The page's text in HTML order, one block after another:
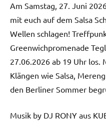
Am Samstag, 27. Juni
mit euch auf dem Salsa
Wellen schlagen!
Greenwichpromenade
27.06.2026 ab 19 Uhr los.
Klängen wie Salsa,
den Berliner Sommer
Musik by DJ RONY aus